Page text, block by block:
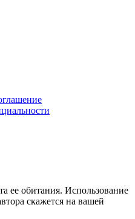
ее обитания. Использование
скажется на вашей